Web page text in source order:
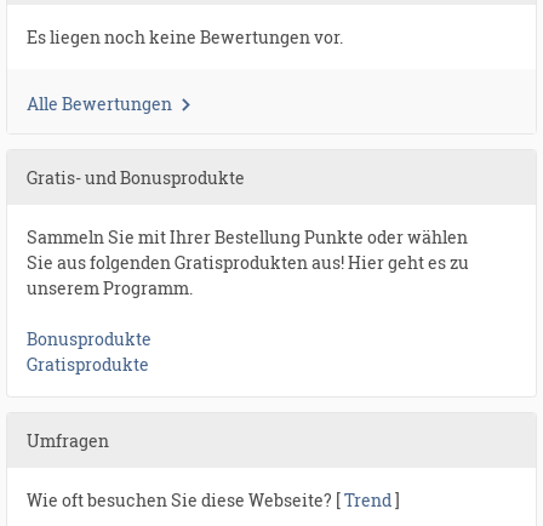
Es liegen noch keine Bewertungen vor.
Alle Bewertungen
Gratis- und Bonusprodukte
Sammeln Sie mit Ihrer Bestellung Punkte oder wählen
Sie aus folgenden Gratisprodukten aus! Hier geht es zu
unserem Programm.
Bonusprodukte
Gratisprodukte
Umfragen
Wie oft besuchen Sie diese Webseite? [Trend]